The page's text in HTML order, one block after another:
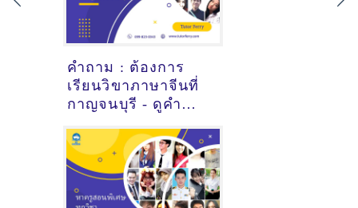
คำถาม : ต้องการ
เรียนวิขาภาษาจีนที่
กาญจนบุรี - ดูคำ
ที่นี่